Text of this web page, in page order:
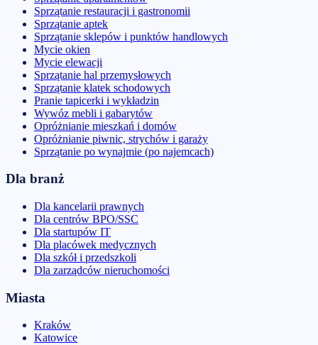
Sprzątanie restauracji i gastronomii
Sprzątanie aptek
Sprzątanie sklepów i punktów handlowych
Mycie okien
Mycie elewacji
Sprzątanie hal przemysłowych
Sprzątanie klatek schodowych
Pranie tapicerki i wykładzin
Wywóz mebli i gabarytów
Opróżnianie mieszkań i domów
Opróżnianie piwnic, strychów i garaży
Sprzątanie po wynajmie (po najemcach)
Dla branż
Dla kancelarii prawnych
Dla centrów BPO/SSC
Dla startupów IT
Dla placówek medycznych
Dla szkół i przedszkoli
Dla zarządców nieruchomości
Miasta
Kraków
Katowice